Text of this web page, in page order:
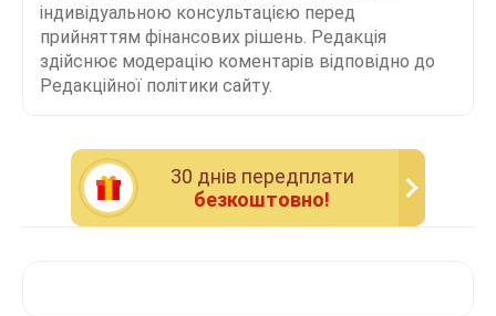
індивідуальною консультацією перед
прийняттям фінансових рішень. Редакція
здійснює модерацію коментарів відповідно до
Редакційної політики сайту.
30 днiв передплати
безкоштовно!